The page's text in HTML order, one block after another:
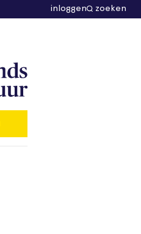
inloggen zoeken